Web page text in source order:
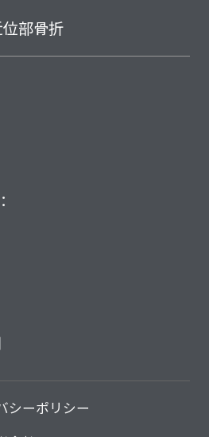
部骨折
シーポリシー